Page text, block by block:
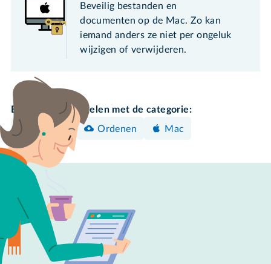
Beveilig bestanden en
documenten op de Mac. Zo kan
iemand anders ze niet per ongeluk
wijzigen of verwijderen.
Bekijk meer artikelen met de categorie:
Instellen
Ordenen Mac